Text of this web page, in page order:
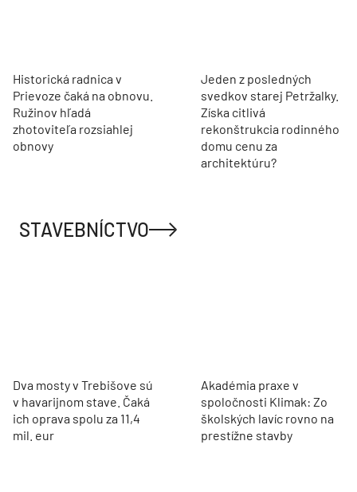
Historická radnica v
Prievoze čaká na obnovu.
Ružinov hľadá
zhotoviteľa rozsiahlej
obnovy
Jeden z posledných
svedkov starej Petržalky.
Získa citlivá
rekonštrukcia rodinného
domu cenu za
architektúru?
STAVEBNÍCTVO
Dva mosty v Trebišove sú
v havarijnom stave. Čaká
ich oprava spolu za 11,4
mil. eur
Akadémia praxe v
spoločnosti Klimak: Zo
školských lavíc rovno na
prestížne stavby